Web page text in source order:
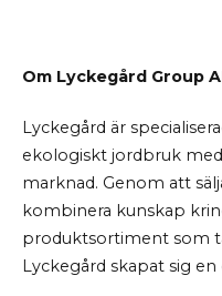
Om Lyckegård Group
Lyckegård är
ekologiskt jordbruk
marknad. Genom att
kombinera kunskap
produktsortiment som
Lyckegård skapat sig en